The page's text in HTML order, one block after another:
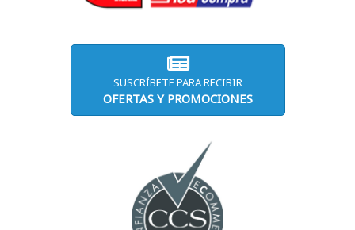
SUSCRÍBETE PARA RECIBIR
OFERTAS Y PROMOCIONES